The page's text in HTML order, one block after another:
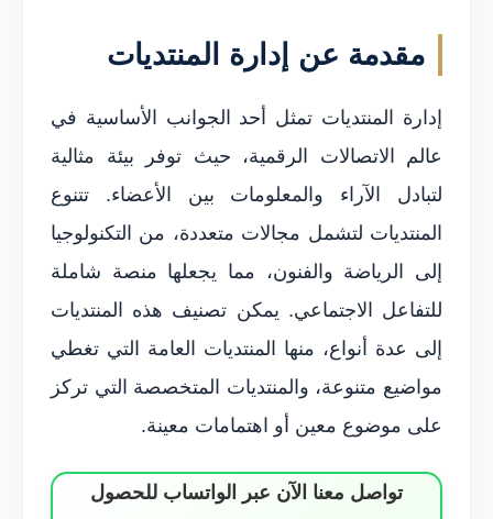
مقدمة عن إدارة المنتديات
إدارة المنتديات تمثل أحد الجوانب الأساسية في
عالم الاتصالات الرقمية، حيث توفر بيئة مثالية
لتبادل الآراء والمعلومات بين الأعضاء. تتنوع
المنتديات لتشمل مجالات متعددة، من التكنولوجيا
إلى الرياضة والفنون، مما يجعلها منصة شاملة
للتفاعل الاجتماعي. يمكن تصنيف هذه المنتديات
إلى عدة أنواع، منها المنتديات العامة التي تغطي
مواضيع متنوعة، والمنتديات المتخصصة التي تركز
على موضوع معين أو اهتمامات معينة.
تواصل معنا الآن عبر الواتساب للحصول